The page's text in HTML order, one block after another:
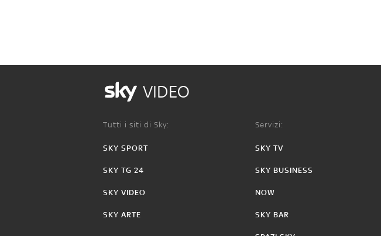
VIDEO
Tutti i siti di Sky:
SKY SPORT
SKY TG 24
SKY VIDEO
SKY ARTE
Servizi:
SKY TV
SKY BUSINESS
NOW
SKY BAR